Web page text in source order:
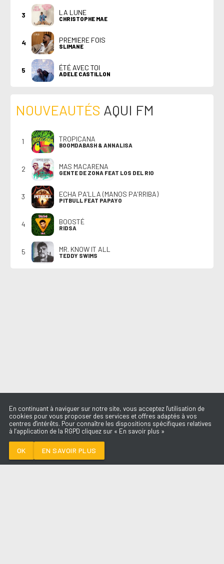
3 LA LUNE
CHRISTOPHE MAE
4 PREMIERE FOIS
SLIMANE
5 ÉTÉ AVEC TOI
ADELE CASTILLON
NOUVEAUTÉS AQUI FM
1 TROPICANA
BOOMDABASH & ANNALISA
2 MAS MACARENA
GENTE DE ZONA FEAT LOS DEL RIO
3 ECHA PA'LLA (MANOS PA'RRIBA)
PITBULL FEAT PAPAYO
4 BOOSTÉ
RIDSA
5 MR. KNOW IT ALL
TEDDY SWIMS
En continuant à naviguer sur notre site, vous acceptez l'utilisation de
cookies pour vous proposer des services et offres adaptés à vos
centres d'intérêts. Pour connaître les dispositions spécifiques relatives
à l’application de la RGPD cliquez sur « En savoir plus »
OK EN SAVOIR PLUS